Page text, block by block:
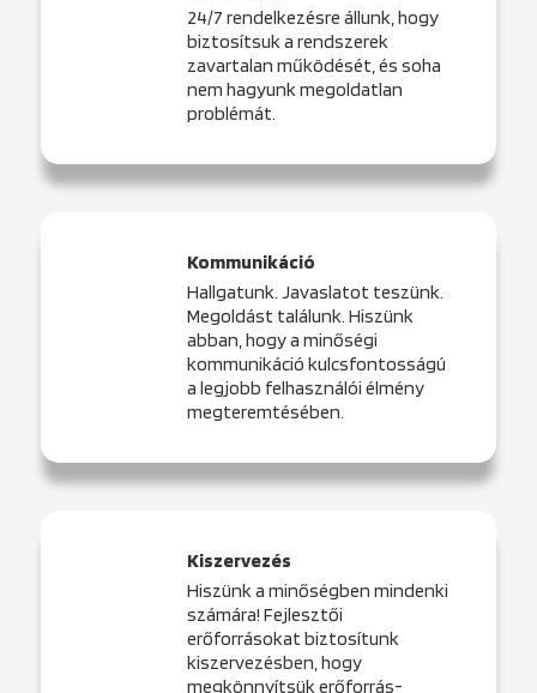
24/7 rendelkezésre állunk, hogy
biztosítsuk a rendszerek
zavartalan működését, és soha
nem hagyunk megoldatlan
problémát.
Kommunikáció
Hallgatunk. Javaslatot teszünk.
Megoldást találunk. Hiszünk
abban, hogy a minőségi
kommunikáció kulcsfontosságú
a legjobb felhasználói élmény
megteremtésében.
Kiszervezés
Hiszünk a minőségben mindenki
számára! Fejlesztői
erőforrásokat biztosítunk
kiszervezésben, hogy
megkönnyítsük erőforrás-